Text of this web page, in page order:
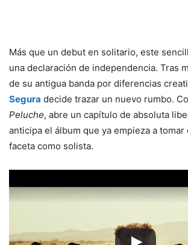
Más que un debut en solitario, este
una declaración de independencia. Tras
de su antigua banda por diferencias
Segura decide trazar un nuevo rumbo.
Peluche, abre un capítulo de absoluta
anticipa el álbum que ya empieza a tomar
faceta como solista.